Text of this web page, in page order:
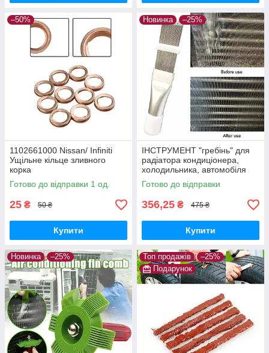
–50%
1102661000 Nissan/ Infiniti
Ущільне кільце зливного
корка
Готово до відправки 1 од.
25 ₴ 50 ₴
Купити
Новинка –25%
ІНСТРУМЕНТ "гребінь" для
радіатора кондиціонера,
холодильника, автомобіля
(очищення, ремонт)
Готово до відправки
356,25 ₴ 475 ₴
Купити
Новинка –25% Топ продажів
–25%
Подарунок